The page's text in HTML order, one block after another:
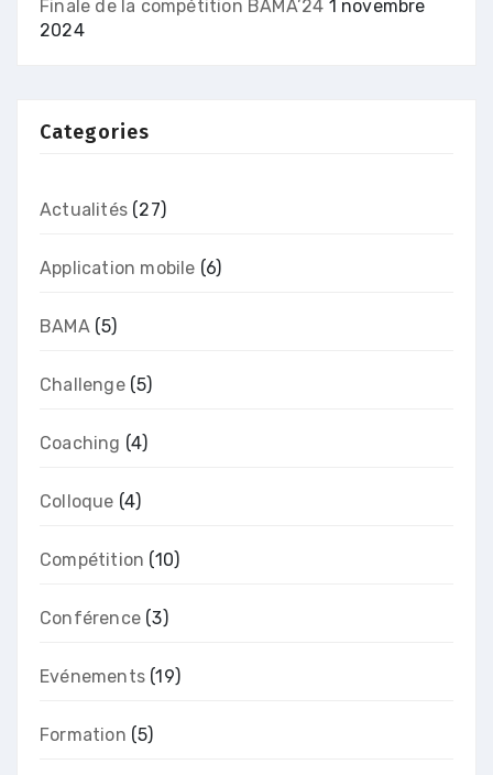
Finale de la compétition BAMA’24 1 novembre
2024
Categories
Actualités (27)
Application mobile (6)
BAMA(5)
Challenge(5)
Coaching (4)
Colloque (4)
Compétition (10)
Conférence (3)
Evénements (19)
Formation (5)